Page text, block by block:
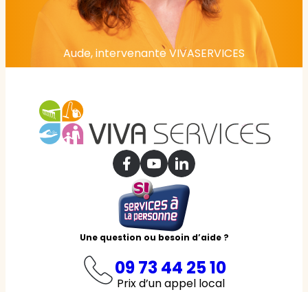
Aude, intervenante VIVASERVICES
Une question ou besoin d’aide ?
09 73 44 25 10
Prix d’un appel local